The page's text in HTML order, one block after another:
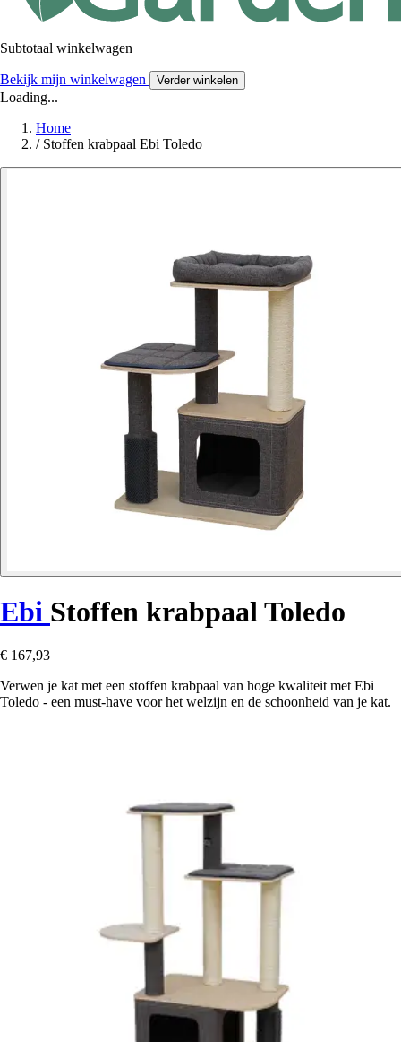
Subtotaal winkelwagen
Bekijk mijn winkelwagen Verder winkelen
Loading...
Home
/ Stoffen krabpaal Ebi Toledo
Ebi Stoffen krabpaal Toledo
€ 167,93
Verwen je kat met een stoffen krabpaal van hoge kwaliteit met Ebi
Toledo - een must-have voor het welzijn en de schoonheid van je kat.